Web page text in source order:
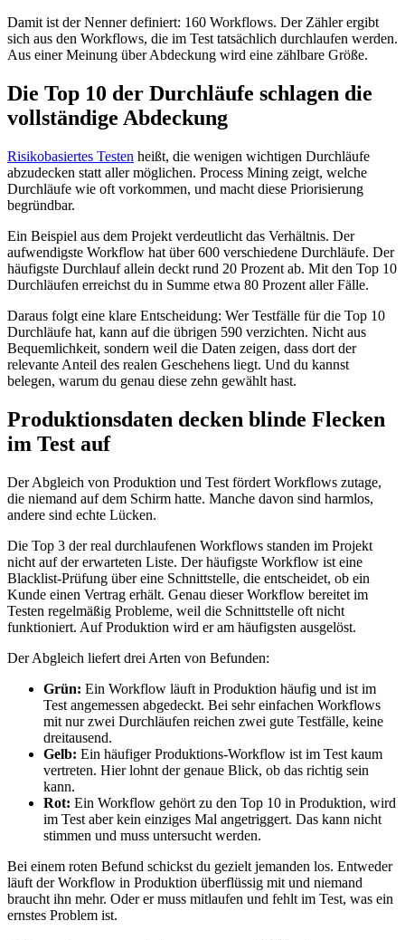
Damit ist der Nenner definiert: 160 Workflows. Der Zähler ergibt
sich aus den Workflows, die im Test tatsächlich durchlaufen werden.
Aus einer Meinung über Abdeckung wird eine zählbare Größe.
Die Top 10 der Durchläufe schlagen die
vollständige Abdeckung
Risikobasiertes Testen heißt, die wenigen wichtigen Durchläufe
abzudecken statt aller möglichen. Process Mining zeigt, welche
Durchläufe wie oft vorkommen, und macht diese Priorisierung
begründbar.
Ein Beispiel aus dem Projekt verdeutlicht das Verhältnis. Der
aufwendigste Workflow hat über 600 verschiedene Durchläufe. Der
häufigste Durchlauf allein deckt rund 20 Prozent ab. Mit den Top 10
Durchläufen erreichst du in Summe etwa 80 Prozent aller Fälle.
Daraus folgt eine klare Entscheidung: Wer Testfälle für die Top 10
Durchläufe hat, kann auf die übrigen 590 verzichten. Nicht aus
Bequemlichkeit, sondern weil die Daten zeigen, dass dort der
relevante Anteil des realen Geschehens liegt. Und du kannst
belegen, warum du genau diese zehn gewählt hast.
Produktionsdaten decken blinde Flecken
im Test auf
Der Abgleich von Produktion und Test fördert Workflows zutage,
die niemand auf dem Schirm hatte. Manche davon sind harmlos,
andere sind echte Lücken.
Die Top 3 der real durchlaufenen Workflows standen im Projekt
nicht auf der erwarteten Liste. Der häufigste Workflow ist eine
Blacklist-Prüfung über eine Schnittstelle, die entscheidet, ob ein
Kunde einen Vertrag erhält. Genau dieser Workflow bereitet im
Testen regelmäßig Probleme, weil die Schnittstelle oft nicht
funktioniert. Auf Produktion wird er am häufigsten ausgelöst.
Der Abgleich liefert drei Arten von Befunden:
Grün: Ein Workflow läuft in Produktion häufig und ist im
Test angemessen abgedeckt. Bei sehr einfachen Workflows
mit nur zwei Durchläufen reichen zwei gute Testfälle, keine
dreitausend.
Gelb: Ein häufiger Produktions-Workflow ist im Test kaum
vertreten. Hier lohnt der genaue Blick, ob das richtig sein
kann.
Rot: Ein Workflow gehört zu den Top 10 in Produktion, wird
im Test aber kein einziges Mal angetriggert. Das kann nicht
stimmen und muss untersucht werden.
Bei einem roten Befund schickst du gezielt jemanden los. Entweder
läuft der Workflow in Produktion überflüssig mit und niemand
braucht ihn mehr. Oder er muss mitlaufen und fehlt im Test, was ein
ernstes Problem ist.